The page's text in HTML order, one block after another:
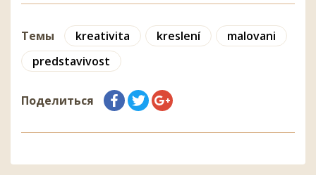
Темы kreativita kreslení
malovani
predstavivost
Поделиться